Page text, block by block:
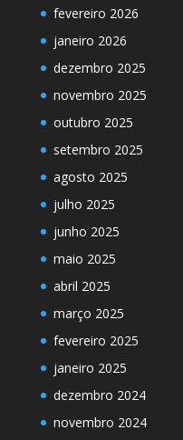
fevereiro 2026
janeiro 2026
dezembro 2025
novembro 2025
outubro 2025
setembro 2025
agosto 2025
julho 2025
junho 2025
maio 2025
abril 2025
março 2025
fevereiro 2025
janeiro 2025
dezembro 2024
novembro 2024